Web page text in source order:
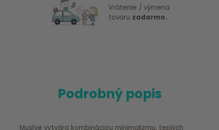
Vrátenie / výmena
tovaru zadarmo.
Podrobný popis
Mushie vytvára kombináciou minimalizmu, teplých